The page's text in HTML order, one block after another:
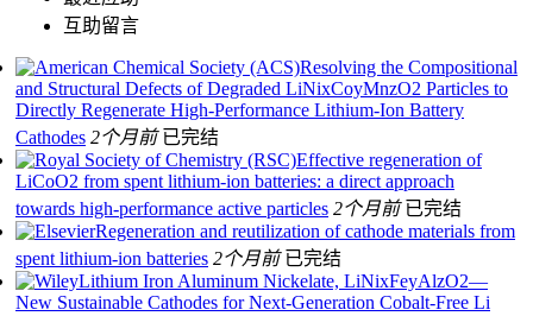
互助留言
Resolving the Compositional
and Structural Defects of Degraded LiNixCoyMnzO2 Particles to
Directly Regenerate High-Performance Lithium-Ion Battery
Cathodes 2个月前 已完结
Effective regeneration of
LiCoO2 from spent lithium-ion batteries: a direct approach
towards high-performance active particles 2个月前 已完结
Regeneration and reutilization of cathode materials from
spent lithium-ion batteries 2个月前 已完结
Lithium Iron Aluminum Nickelate, LiNixFeyAlzO2—
New Sustainable Cathodes for Next‐Generation Cobalt‐Free Li